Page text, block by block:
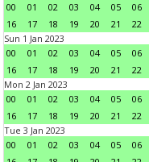
00
01 02 03 04 05 06
16
17 18 19 20 21 22
Sun 1 Jan 2023
00
01 02 03 04 05 06
16
17 18 19 20 21 22
Mon 2 Jan 2023
00
01 02 03 04 05 06
16
17 18 19 20 21 22
Tue 3 Jan 2023
00
01 02 03 04 05 06